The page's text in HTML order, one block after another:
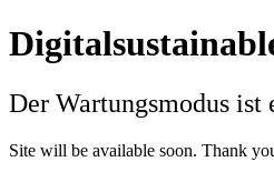
Der Wartungsmodus ist
Site will be available soon. Thank